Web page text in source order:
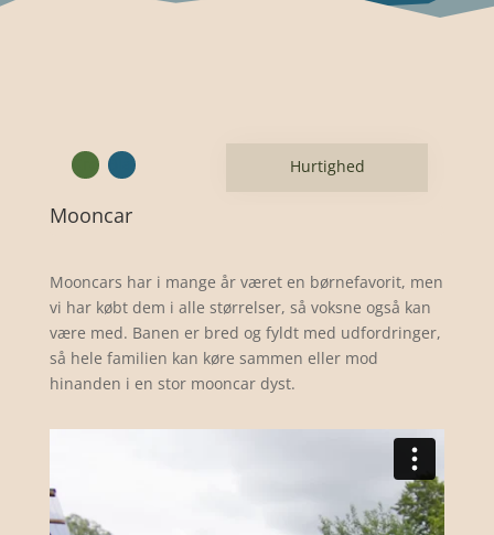
Hurtighed
Grø, Blå
Mooncar
Mooncars har i mange år været en børnefavorit, men
vi har købt dem i alle størrelser, så voksne også kan
være med. Banen er bred og fyldt med udfordringer,
så hele familien kan køre sammen eller mod
hinanden i en stor mooncar dyst.